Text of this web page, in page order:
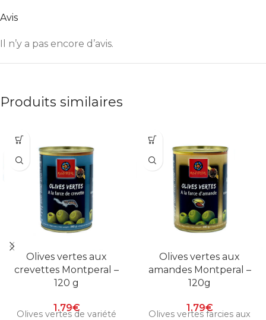
Avis
Il n’y a pas encore d’avis.
Produits similaires
Olives vertes aux
crevettes Montperal –
120 g
1.79€
Olives vertes de variété
Olives vertes aux
amandes Montperal –
120g
1.79€
Olives vertes farcies aux